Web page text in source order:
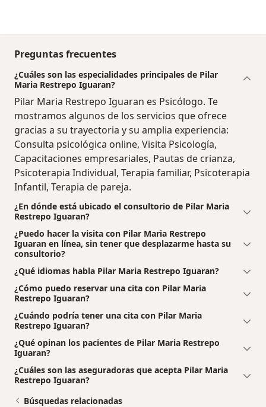
Preguntas frecuentes
¿Cuáles son las especialidades principales de Pilar
Maria Restrepo Iguaran?
Pilar Maria Restrepo Iguaran es Psicólogo. Te
mostramos algunos de los servicios que ofrece
gracias a su trayectoria y su amplia experiencia:
Consulta psicológica online, Visita Psicología,
Capacitaciones empresariales, Pautas de crianza,
Psicoterapia Individual, Terapia familiar, Psicoterapia
Infantil, Terapia de pareja.
¿En dónde está ubicado el consultorio de Pilar Maria
Restrepo Iguaran?
¿Puedo hacer la visita con Pilar Maria Restrepo
Iguaran en línea, sin tener que desplazarme hasta su
consultorio?
¿Qué idiomas habla Pilar Maria Restrepo Iguaran?
¿Cómo puedo reservar una cita con Pilar Maria
Restrepo Iguaran?
¿Cuándo podría tener una cita con Pilar Maria
Restrepo Iguaran?
¿Qué opinan los pacientes de Pilar Maria Restrepo
Iguaran?
¿Cuáles son las aseguradoras que acepta Pilar Maria
Restrepo Iguaran?
Búsquedas relacionadas